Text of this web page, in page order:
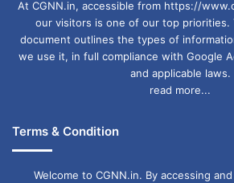
At CGNN.in, accessible from https://
our visitors is one of our top priorities.
document outlines the types of
we use it, in full compliance with Google
and applicable laws.
read more...
Terms & Condition
Welcome to CGNN.in. By accessing